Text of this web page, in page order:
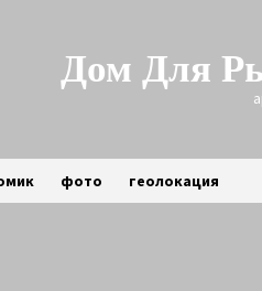
Дом Для
фото геолокация